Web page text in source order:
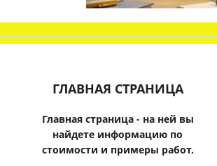
ГЛАВНАЯ СТРАНИЦА
Главная страница - на ней вы
найдете информацию по
стоимости и примеры работ.